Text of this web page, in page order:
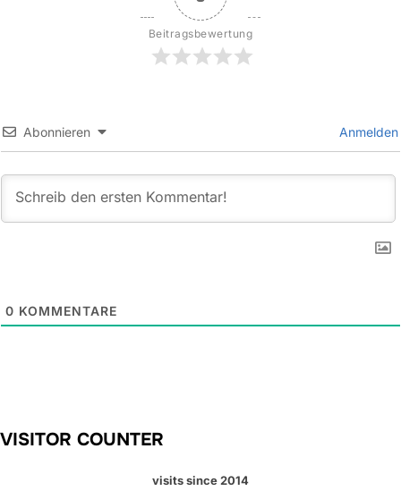
Beitragsbewertung
Abonnieren Anmelden
0 KOMMENTARE
VISITOR COUNTER
visits since 2014